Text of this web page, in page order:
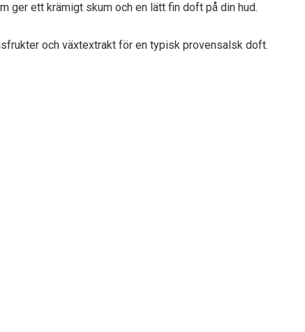
ger ett krämigt skum och en lätt fin doft på din hud.
och växtextrakt för en typisk provensalsk doft.